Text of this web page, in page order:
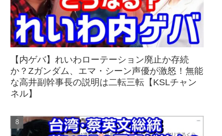
【内ゲバ】れいわローテーション廃止か存続
か？Zガンダム、エマ・シーン声優が激怒！無能
な高井副幹事長の説明は二転三転【KSLチャン
ネル】